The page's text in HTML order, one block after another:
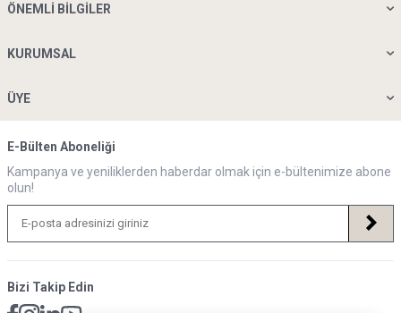
ÖNEMLI BILGILER
KURUMSAL
ÜYE
E-Bülten Aboneliği
Kampanya ve yeniliklerden haberdar olmak için e-bültenimize abone
olun!
Bizi Takip Edin